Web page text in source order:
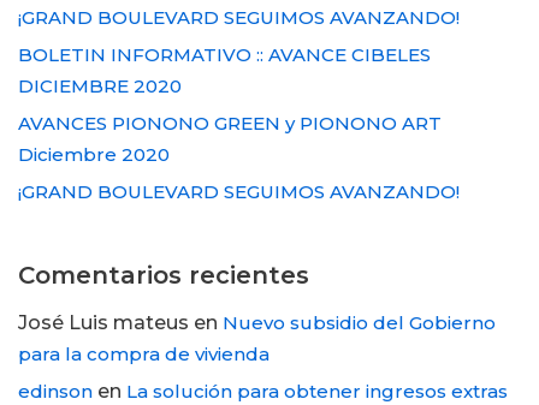
¡GRAND BOULEVARD SEGUIMOS AVANZANDO!
BOLETIN INFORMATIVO :: AVANCE CIBELES
DICIEMBRE 2020
AVANCES PIONONO GREEN y PIONONO ART
Diciembre 2020
¡GRAND BOULEVARD SEGUIMOS AVANZANDO!
Comentarios recientes
José Luis mateus en Nuevo subsidio del Gobierno
para la compra de vivienda
edinson en La solución para obtener ingresos extras